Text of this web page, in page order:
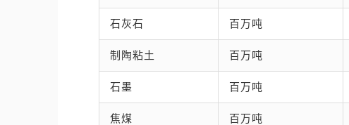
石灰石 百万吨
制陶粘土 百万吨
石墨 百万吨
焦煤 百万吨